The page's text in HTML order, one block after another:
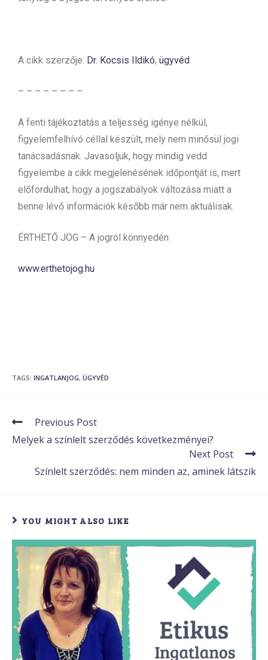
A cikk szerzője: Dr. Kocsis Ildikó, ügyvéd
– – – – – – – –
A fenti tájékoztatás a teljesség igénye nélkül,
figyelemfelhívó céllal készült, mely nem minősül jogi
tanácsadásnak. Javasoljuk, hogy mindig vedd
figyelembe a cikk megjelenésének időpontját is, mert
előfordulhat, hogy a jogszabályok változása miatt a
benne lévő információk később már nem aktuálisak.
ÉRTHETŐ JOG – A jogról könnyedén
www.erthetojog.hu
TAGS: INGATLANJOG, ÜGYVÉD
Previous Post
Melyek a színlelt szerződés következményei?
Next Post
Színlelt szerződés: nem minden az, aminek látszik
YOU MIGHT ALSO LIKE